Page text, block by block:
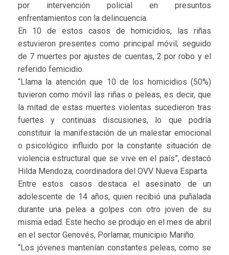
por intervención policial en presuntos
enfrentamientos con la delincuencia.
En 10 de estos casos de homicidios, las riñas
estuvieron presentes como principal móvil; seguido
de 7 muertes por ajustes de cuentas, 2 por robo y el
referido femicidio.
“Llama la atención que 10 de los homicidios (50%)
tuvieron como móvil las riñas o peleas, es decir, que
la mitad de estas muertes violentas sucedieron tras
fuertes y continuas discusiones, lo que podría
constituir la manifestación de un malestar emocional
o psicológico influido por la constante situación de
violencia estructural que se vive en el país”, destacó
Hilda Mendoza, coordinadora del OVV Nueva Esparta.
Entre estos casos destaca el asesinato de un
adolescente de 14 años, quien recibió una puñalada
durante una pelea a golpes con otro joven de su
misma edad. Este hecho se produjo en el mes de abril
en el sector Genovés, Porlamar, municipio Mariño.
“Los jóvenes mantenían constantes peleas, como se